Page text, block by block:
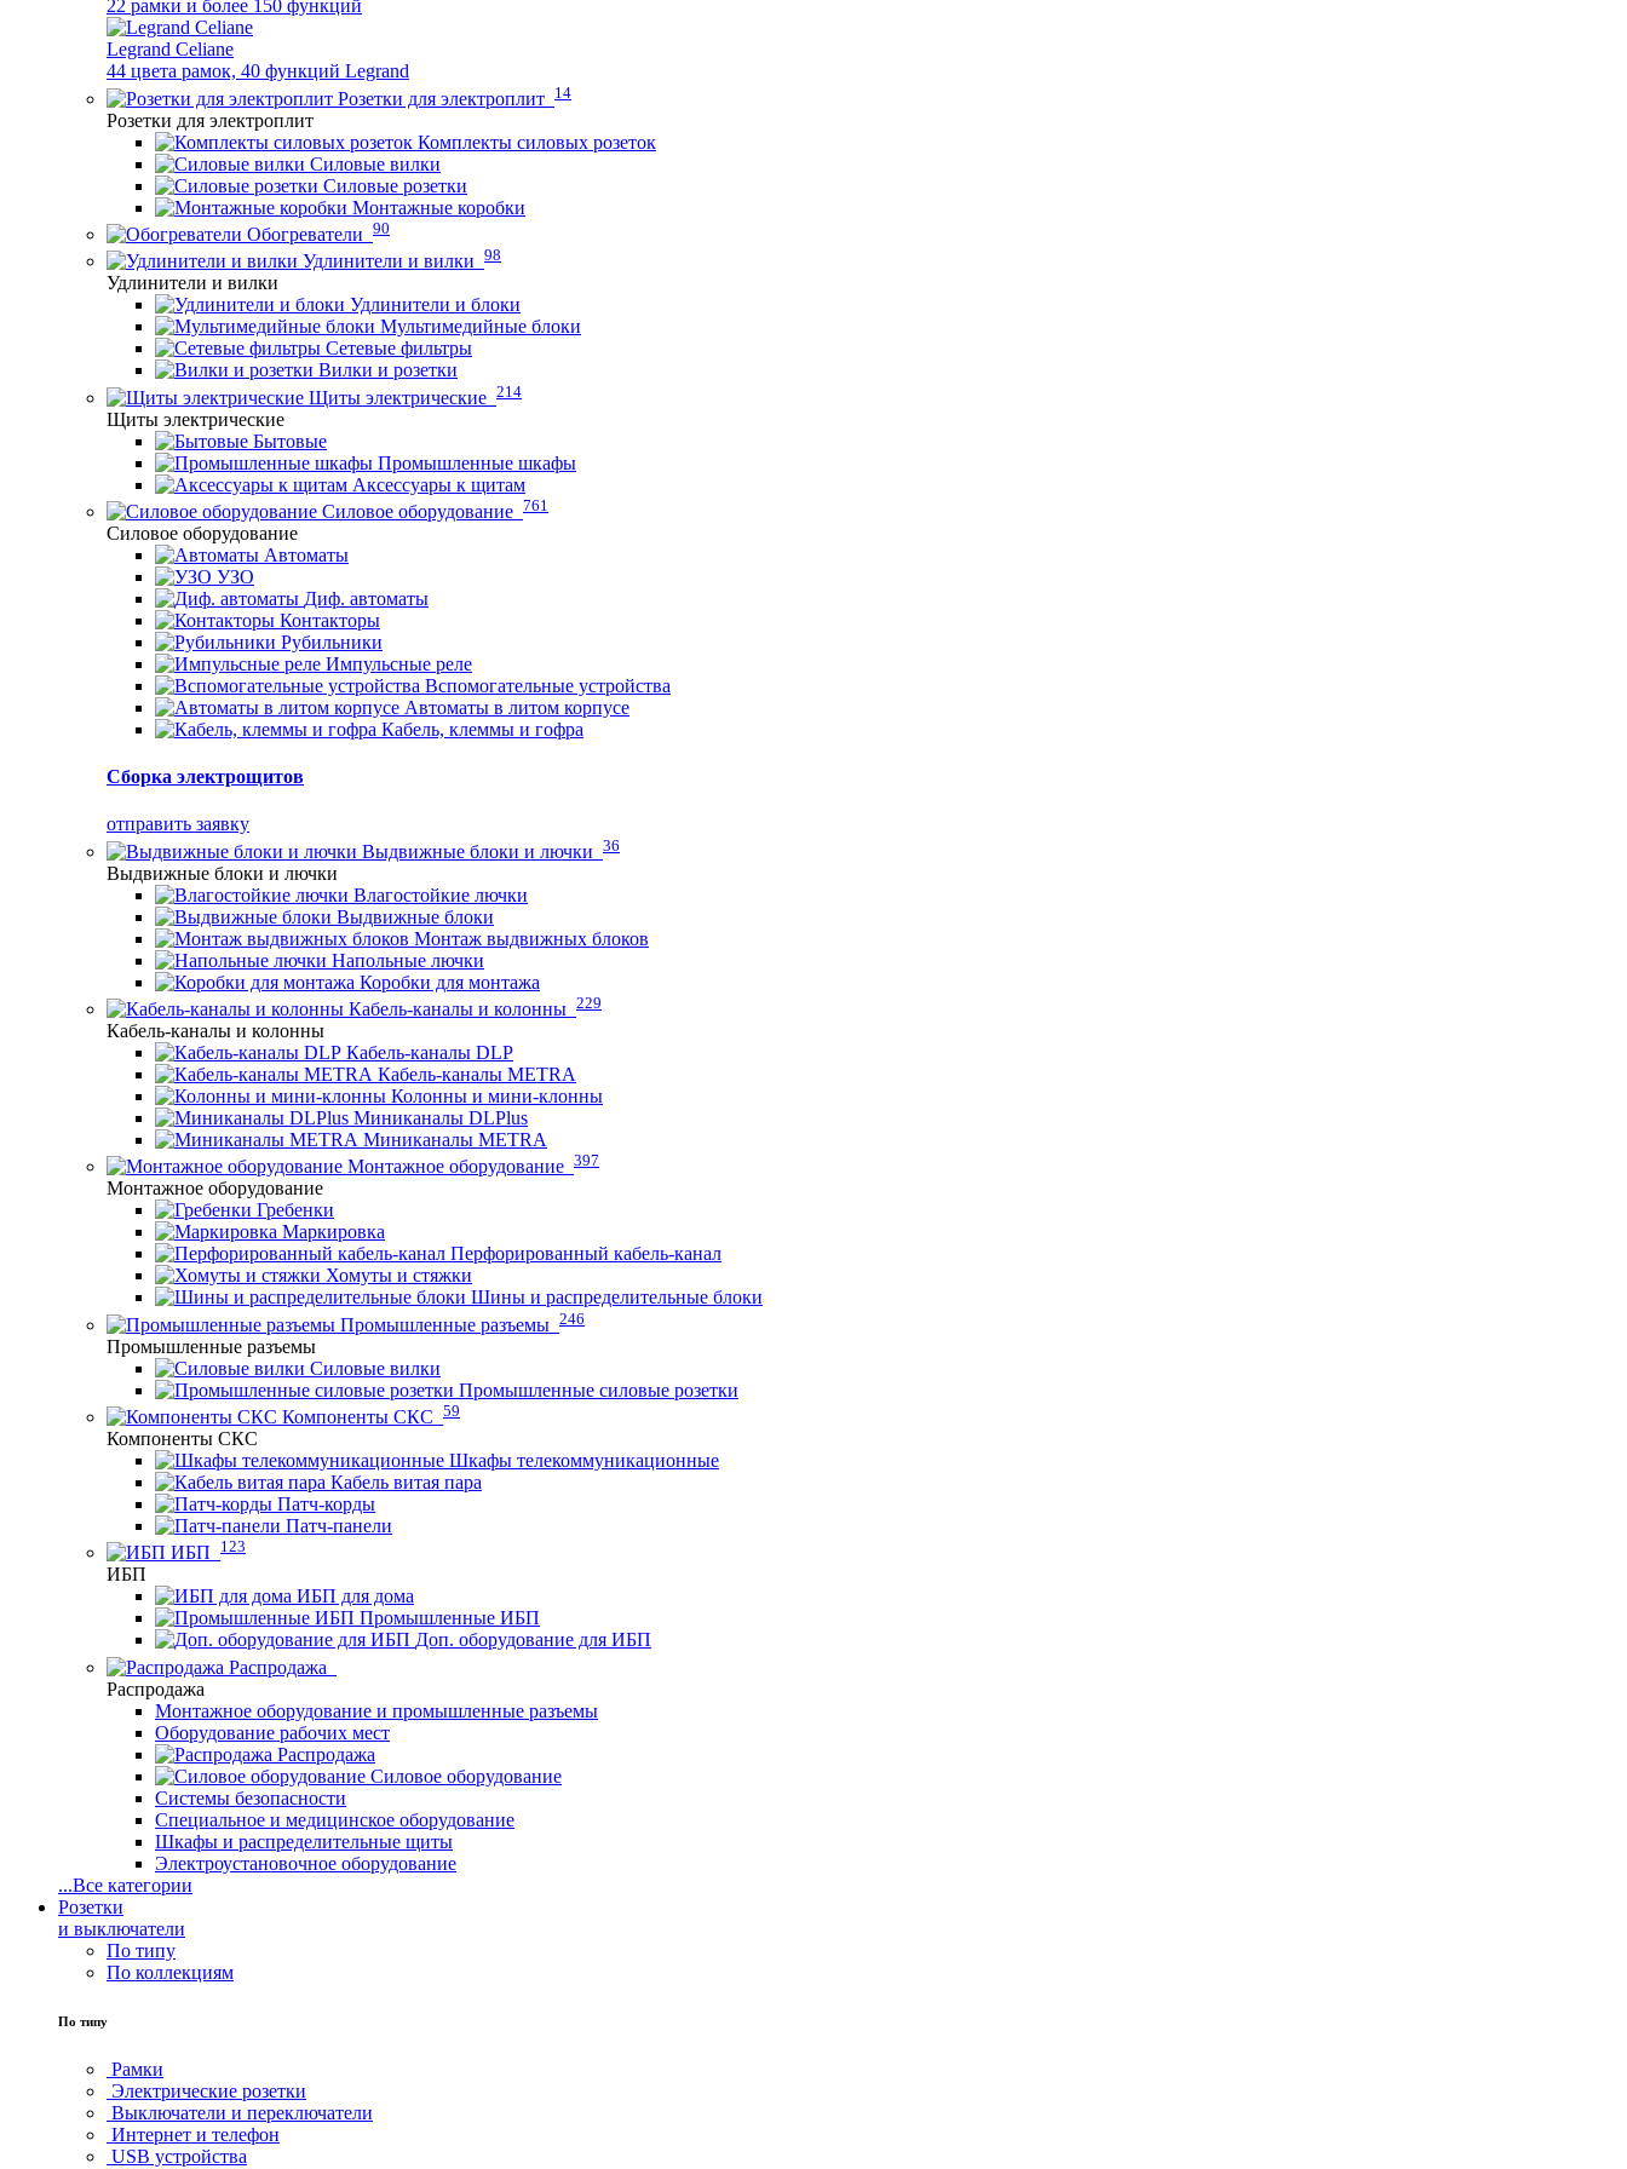
22 рамки и более 150 функций
Legrand Celiane
44 цвета рамок, 40 функций Legrand
Розетки для электроплит 14
Розетки для электроплит
Комплекты силовых розеток
Силовые вилки
Силовые розетки
Монтажные коробки
Обогреватели 90
Удлинители и вилки 98
Удлинители и вилки
Удлинители и блоки
Мультимедийные блоки
Сетевые фильтры
Вилки и розетки
Щиты электрические 214
Щиты электрические
Бытовые
Промышленные шкафы
Аксессуары к щитам
Силовое оборудование 761
Силовое оборудование
Автоматы
УЗО
Диф. автоматы
Контакторы
Рубильники
Импульсные реле
Вспомогательные устройства
Автоматы в литом корпусе
Кабель, клеммы и гофра
Сборка электрощитов
отправить заявку
Выдвижные блоки и лючки 36
Выдвижные блоки и лючки
Влагостойкие лючки
Выдвижные блоки
Монтаж выдвижных блоков
Напольные лючки
Коробки для монтажа
Кабель-каналы и колонны 229
Кабель-каналы и колонны
Кабель-каналы DLP
Кабель-каналы METRA
Колонны и мини-клонны
Миниканалы DLPlus
Миниканалы METRA
Монтажное оборудование 397
Монтажное оборудование
Гребенки
Маркировка
Перфорированный кабель-канал
Хомуты и стяжки
Шины и распределительные блоки
Промышленные разъемы 246
Промышленные разъемы
Силовые вилки
Промышленные силовые розетки
Компоненты СКС 59
Компоненты СКС
Шкафы телекоммуникационные
Кабель витая пара
Патч-корды
Патч-панели
ИБП
123
ИБП
ИБП для дома
Промышленные ИБП
Доп. оборудование для ИБП
Распродажа
Распродажа
Монтажное оборудование и промышленные разъемы
Оборудование рабочих мест
Распродажа
Силовое оборудование
Системы безопасности
Специальное и медицинское оборудование
Шкафы и распределительные щиты
Электроустановочное оборудование
...Все категории
Розетки
и выключатели
По типу
По коллекциям
По типу
Рамки
Электрические розетки
Выключатели и переключатели
Интернет и телефон
USB устройства